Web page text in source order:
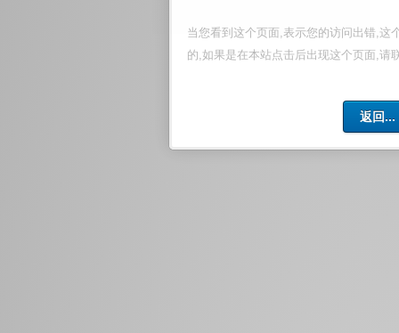
当您看到这个页面,表示您的访问出错,这
的,如果是在本站点击后出现这个页面,请
返回...